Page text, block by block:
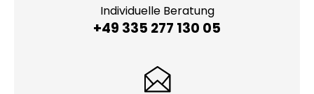
Individuelle Beratung
+49 335 277 130 05